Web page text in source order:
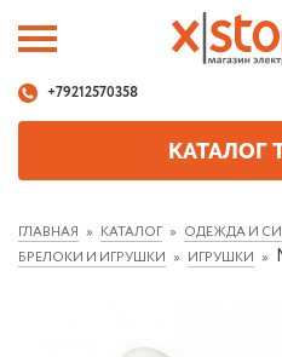
+79212570358
КАТАЛОГ
ГЛАВНАЯ КАТАЛОГ
ОДЕЖДА И
БРЕЛОКИ И ИГРУШКИ
ИГРУШКИ